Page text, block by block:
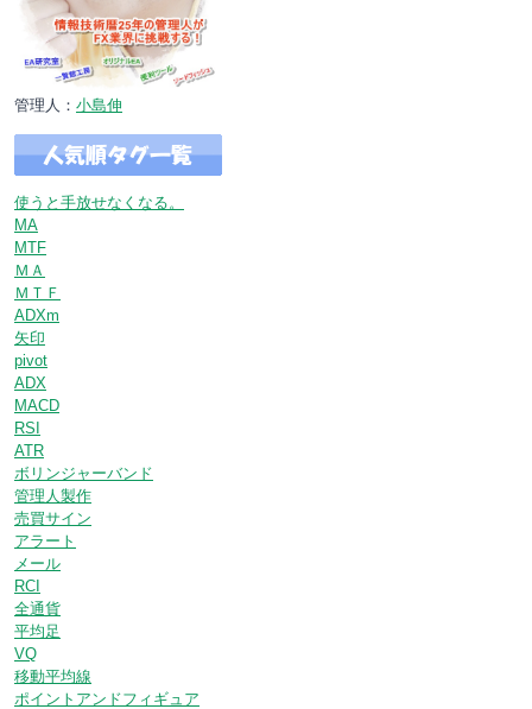
管理人： 小島伸
使うと手放せなくなる。
MA
MTF
ＭＡ
ＭＴＦ
ADXm
矢印
pivot
ADX
MACD
RSI
ATR
ボリンジャーバンド
管理人製作
売買サイン
アラート
メール
RCI
全通貨
平均足
VQ
移動平均線
ポイントアンドフィギュア